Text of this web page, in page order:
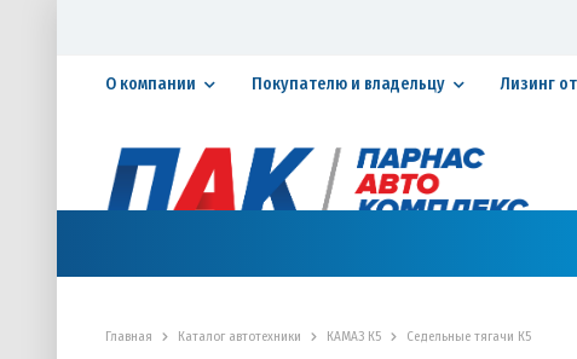
О компании Покупателю и владельцу Лизинг
Главная Каталог автотехники КАМАЗ К5 Седельные тягачи К5